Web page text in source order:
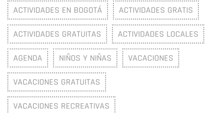
ACTIVIDADES EN BOGOTÁ ACTIVIDADES GRATIS
ACTIVIDADES GRATUITAS ACTIVIDADES LOCALES
AGENDA NIÑOS Y NIÑAS VACACIONES
VACACIONES GRATUITAS
VACACIONES RECREATIVAS